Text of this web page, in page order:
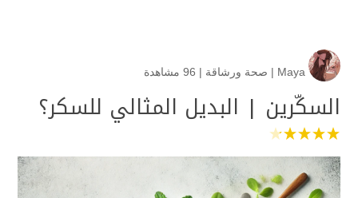
Maya
| صحة ورشاقة | 96 مشاهدة
السكّرين | البديل المثالي للسكر؟